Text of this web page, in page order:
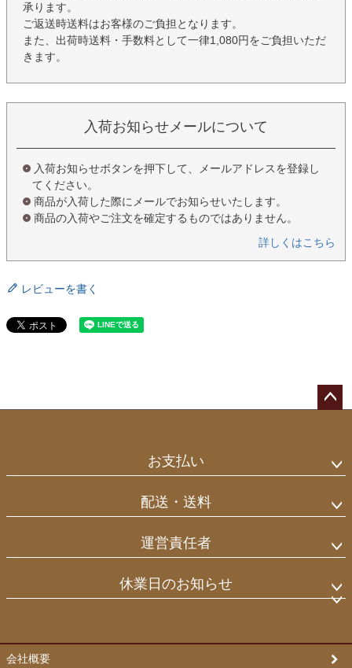
承ります。
ご返送時送料はお客様のご負担となります。
また、出荷時送料・手数料として一律1,080円をご負担いただ
きます。
入荷お知らせメールについて
入荷お知らせボタンを押下して、メールアドレスを登録し
てください。
商品が入荷した際にメールでお知らせいたします。
商品の入荷やご注文を確定するものではありません。
詳しくはこちら
レビューを書く
お支払い
配送・送料
運営責任者
休業日のお知らせ
会社概要